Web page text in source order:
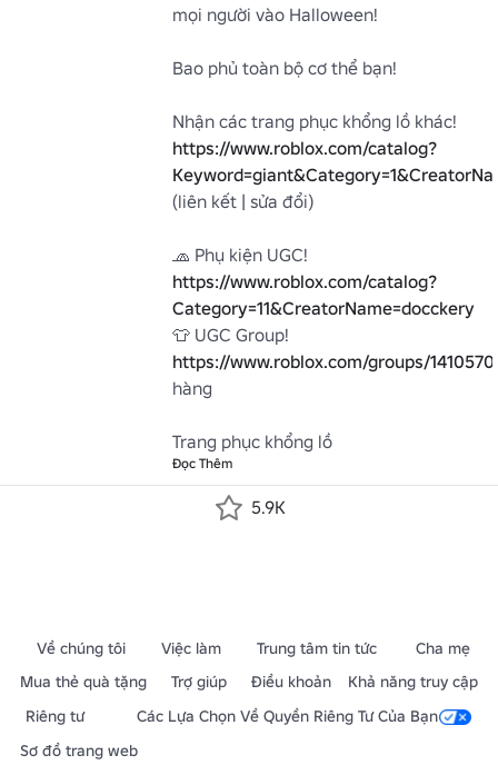
mọi người vào Halloween!
Bao phủ toàn bộ cơ thể bạn!
https://www.roblox.com/catalog?
(liên kết | sửa đổi)
https://www.roblox.com/catalog?
Category=11&CreatorName=docckery
https://www.roblox.com/groups/
hàng
Trang phục khổng lồ
Đọc Thêm
5.9K
Về chúng tôi Việc làm Trung tâm tin tức
Cha mẹ
Mua thẻ quà tặng
Trợ giúp Điều khoản
Khả năng truy cập
Riêng tư
Các Lựa Chọn Về Quyền Riêng Tư Của Bạn
Sơ đồ trang web